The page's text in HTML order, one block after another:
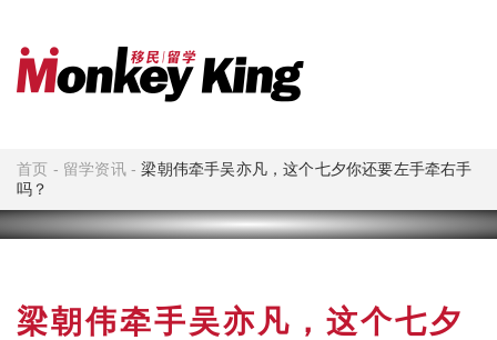
首页 - 留学资讯-梁朝伟牵手吴亦凡，这个七夕你还要左手牵右手
吗？
梁朝伟牵手吴亦凡，这个七夕